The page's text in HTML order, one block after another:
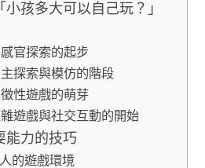
孩多大可以自己玩？」
官探索的起步
探索與模仿的階段
性遊戲的萌芽
遊戲與社交互動的開始
能力的技巧
的遊戲環境